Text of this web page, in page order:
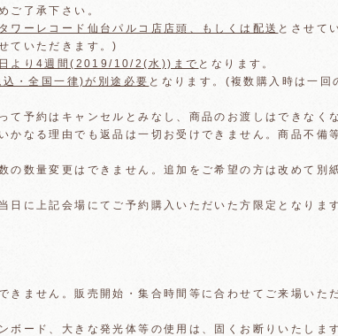
ご了承下さい。
タワーレコード仙台パルコ店店頭、もしくは配送 とさせて
ていただきます。)
より4週間(2019/10/2(水))まで となります。
・全国一律)が別途必要 となります。(複数購入時は一
て予約はキャンセルとみなし、商品のお渡しはできなく
かなる理由でも返品は一切お受けできません。商品不備
の数量変更はできません。追加をご希望の方は改めて別
日に上記会場にてご予約購入いただいた方限定となりま
きません。販売開始・集合時間等に合わせてご来場いた
ボード、大きな発光体等の使用は、固くお断りいたします